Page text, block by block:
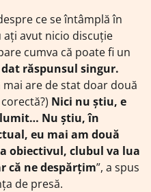
ce se întâmplă în
ați avut nicio discuție
cumva că poate fi un
dat răspunsul singur.
mai are de stat doar două
Nici nu știu, e
Nu știu, în
eu mai am două
obiectivul, clubul va lua
că ne despărțim”, a spus
de presă.